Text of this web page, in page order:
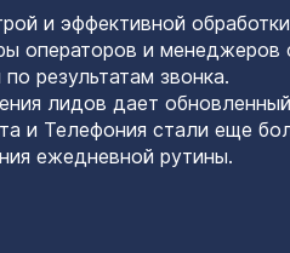
и эффективной
операторов и менеджеров
по результатам звонка.
лидов дает
и Телефония стали еще
ежедневной рутины.